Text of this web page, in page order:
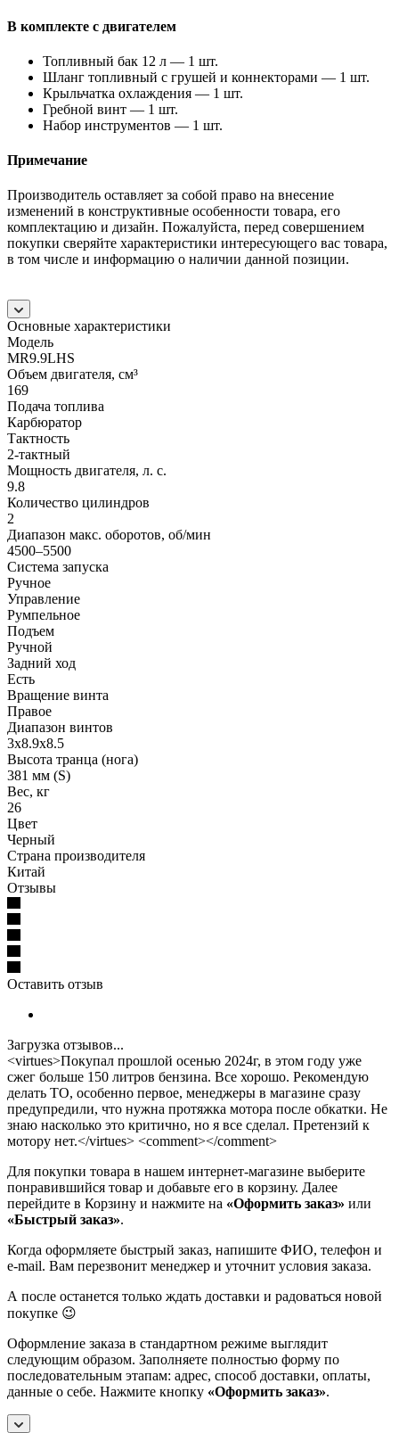
В комплекте с двигателем
Топливный бак 12 л — 1 шт.
Шланг топливный с грушей и коннекторами — 1 шт.
Крыльчатка охлаждения — 1 шт.
Гребной винт — 1 шт.
Набор инструментов — 1 шт.
Примечание
Производитель оставляет за собой право на внесение
изменений в конструктивные особенности товара, его
комплектацию и дизайн. Пожалуйста, перед совершением
покупки сверяйте характеристики интересующего вас товара,
в том числе и информацию о наличии данной позиции.
Основные характеристики
Модель
MR9.9LHS
Объем двигателя, см³
169
Подача топлива
Карбюратор
Тактность
2-тактный
Мощность двигателя, л. с.
9.8
Количество цилиндров
2
Диапазон макс. оборотов, об/мин
4500–5500
Система запуска
Ручное
Управление
Румпельное
Подъем
Ручной
Задний ход
Есть
Вращение винта
Правое
Диапазон винтов
3х8.9х8.5
Высота транца (нога)
381 мм (S)
Вес, кг
26
Цвет
Черный
Страна производителя
Китай
Отзывы
Оставить отзыв
Загрузка отзывов...
<virtues>Покупал прошлой осенью 2024г, в этом году уже
сжег больше 150 литров бензина. Все хорошо. Рекомендую
делать ТО, особенно первое, менеджеры в магазине сразу
предупредили, что нужна протяжка мотора после обкатки. Не
знаю насколько это критично, но я все сделал. Претензий к
мотору нет.</virtues> <comment></comment>
Для покупки товара в нашем интернет-магазине выберите
понравившийся товар и добавьте его в корзину. Далее
перейдите в Корзину и нажмите на «Оформить заказ» или
«Быстрый заказ».
Когда оформляете быстрый заказ, напишите ФИО, телефон и
e-mail. Вам перезвонит менеджер и уточнит условия заказа.
А после останется только ждать доставки и радоваться новой
покупке 😉
Оформление заказа в стандартном режиме выглядит
следующим образом. Заполняете полностью форму по
последовательным этапам: адрес, способ доставки, оплаты,
данные о себе. Нажмите кнопку «Оформить заказ».